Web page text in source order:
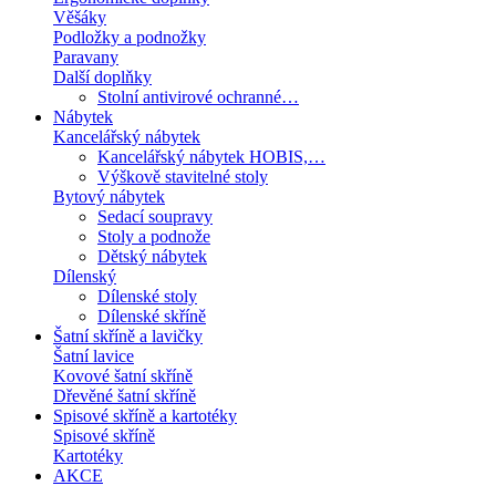
Věšáky
Podložky a podnožky
Paravany
Další doplňky
Stolní antivirové ochranné…
Nábytek
Kancelářský nábytek
Kancelářský nábytek HOBIS,…
Výškově stavitelné stoly
Bytový nábytek
Sedací soupravy
Stoly a podnože
Dětský nábytek
Dílenský
Dílenské stoly
Dílenské skříně
Šatní skříně a lavičky
Šatní lavice
Kovové šatní skříně
Dřevěné šatní skříně
Spisové skříně a kartotéky
Spisové skříně
Kartotéky
AKCE